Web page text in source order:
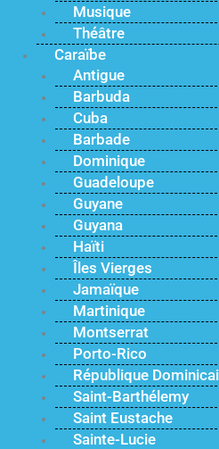
Musique
Théâtre
Caraïbe
Antigue
Barbuda
Cuba
Barbade
Dominique
Guadeloupe
Guyane
Guyana
Haïti
Îles Vierges
Jamaïque
Martinique
Montserrat
Porto-Rico
République
Saint-Barthélemy
Saint Eustache
Sainte-Lucie